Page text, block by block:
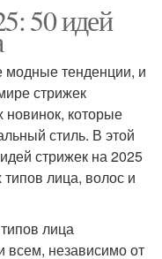
50 идей
модные тенденции, и
стрижек
которые
стиль. В этой
стрижек на 2025
лица, волос и
лица
всем, независимо от